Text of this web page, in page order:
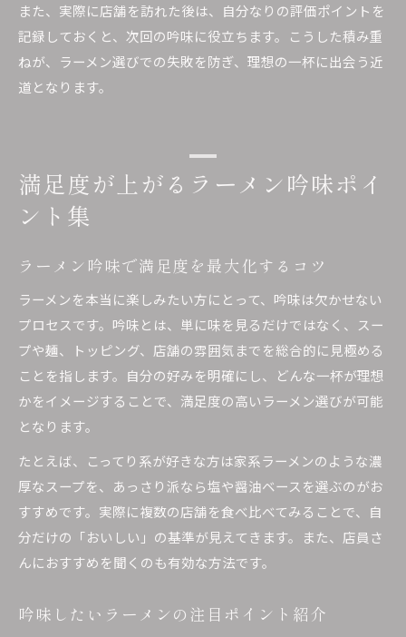
また、実際に店舗を訪れた後は、自分なりの評価ポイントを
記録しておくと、次回の吟味に役立ちます。こうした積み重
ねが、ラーメン選びでの失敗を防ぎ、理想の一杯に出会う近
道となります。
満足度が上がるラーメン吟味ポイ
ント集
ラーメン吟味で満足度を最大化するコツ
ラーメンを本当に楽しみたい方にとって、吟味は欠かせない
プロセスです。吟味とは、単に味を見るだけではなく、スー
プや麺、トッピング、店舗の雰囲気までを総合的に見極める
ことを指します。自分の好みを明確にし、どんな一杯が理想
かをイメージすることで、満足度の高いラーメン選びが可能
となります。
たとえば、こってり系が好きな方は家系ラーメンのような濃
厚なスープを、あっさり派なら塩や醤油ベースを選ぶのがお
すすめです。実際に複数の店舗を食べ比べてみることで、自
分だけの「おいしい」の基準が見えてきます。また、店員さ
んにおすすめを聞くのも有効な方法です。
吟味したいラーメンの注目ポイント紹介